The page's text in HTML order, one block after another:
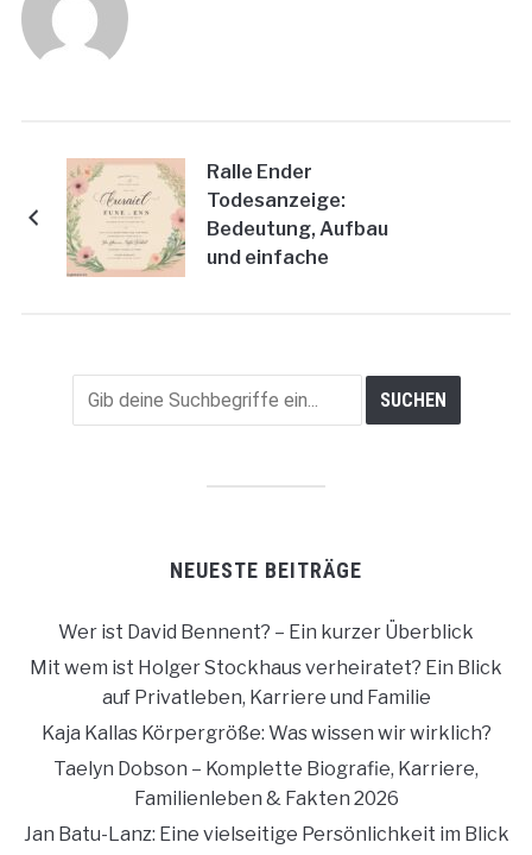
Ralle Ender
Todesanzeige:
Bedeutung, Aufbau
und einfache
NEUESTE BEITRÄGE
Wer ist David Bennent? – Ein kurzer Überblick
Mit wem ist Holger Stockhaus verheiratet? Ein Blick
auf Privatleben, Karriere und Familie
Kaja Kallas Körpergröße: Was wissen wir wirklich?
Taelyn Dobson – Komplette Biografie, Karriere,
Familienleben & Fakten 2026
Jan Batu-Lanz: Eine vielseitige Persönlichkeit im Blick